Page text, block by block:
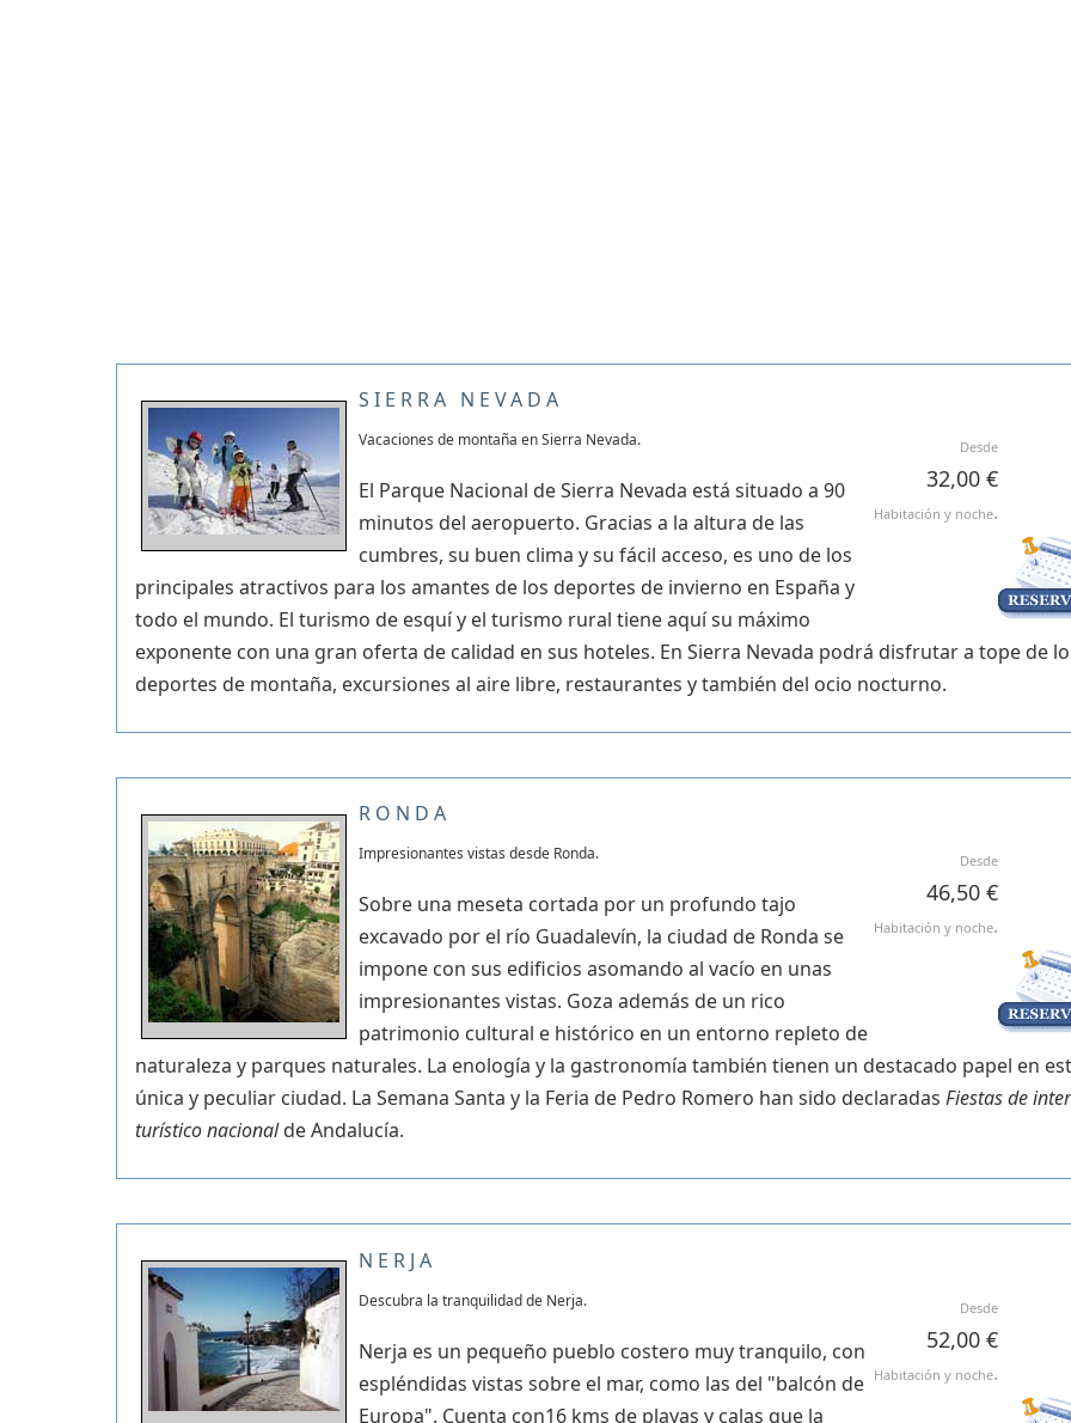
SIERRA NEVADA
Desde
32,00 €
Habitación y noche.
Vacaciones de montaña en Sierra Nevada.
El Parque Nacional de Sierra Nevada está situado a 90
minutos del aeropuerto. Gracias a la altura de las
cumbres, su buen clima y su fácil acceso, es uno de los
principales atractivos para los amantes de los deportes de invierno en España y
todo el mundo. El turismo de esquí y el turismo rural tiene aquí su máximo
exponente con una gran oferta de calidad en sus hoteles. En Sierra Nevada podrá disfrutar a tope de
deportes de montaña, excursiones al aire libre, restaurantes y también del ocio nocturno.
RONDA
Desde
46,50 €
Habitación y noche.
Impresionantes vistas desde Ronda.
Sobre una meseta cortada por un profundo tajo
excavado por el río Guadalevín, la ciudad de Ronda se
impone con sus edificios asomando al vacío en unas
impresionantes vistas. Goza además de un rico
patrimonio cultural e histórico en un entorno repleto de
naturaleza y parques naturales. La enología y la gastronomía también tienen un destacado papel en
única y peculiar ciudad. La Semana Santa y la Feria de Pedro Romero han sido declaradas Fiestas de
turístico nacionalde Andalucía.
NERJA
Desde
52,00 €
Habitación y noche.
Descubra la tranquilidad de Nerja.
Nerja es un pequeño pueblo costero muy tranquilo, con
espléndidas vistas sobre el mar, como las del "balcón de
Europa". Cuenta con16 kms de playas y calas que la